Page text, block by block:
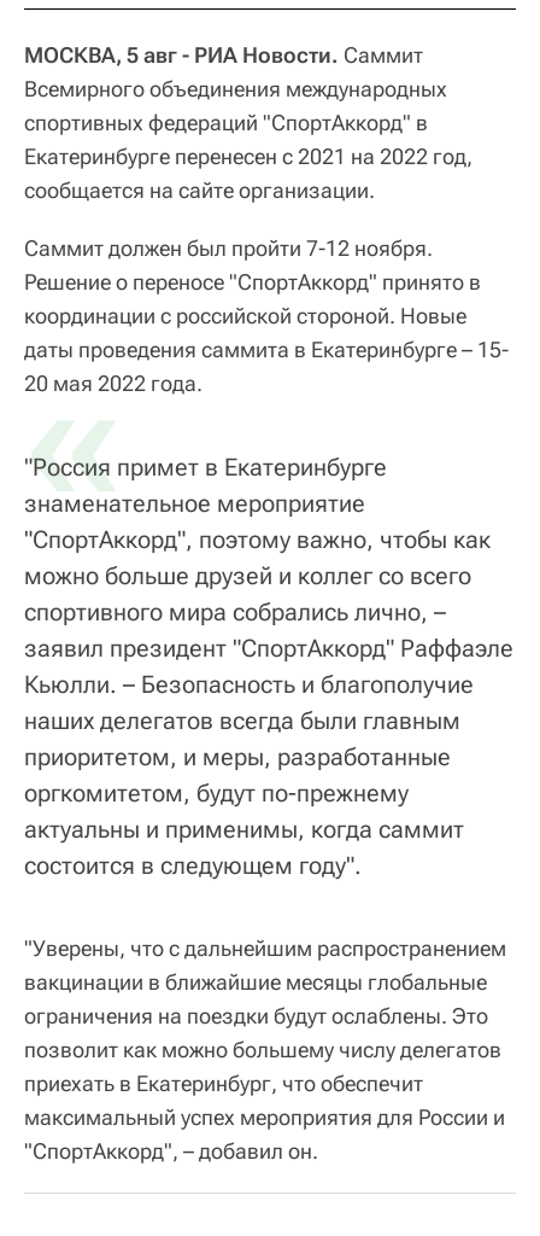
МОСКВА, 5 авг - РИА Новости. Саммит
Всемирного объединения международных
спортивных федераций "СпортАккорд" в
Екатеринбурге перенесен с 2021 на 2022 год,
сообщается на сайте организации.
Саммит должен был пройти 7-12 ноября.
Решение о переносе "СпортАккорд" принято в
координации с российской стороной. Новые
даты проведения саммита в Екатеринбурге – 15-
20 мая 2022 года.
«
"Россия примет в Екатеринбурге
знаменательное мероприятие
"СпортАккорд", поэтому важно, чтобы как
можно больше друзей и коллег со всего
спортивного мира собрались лично, –
заявил президент "СпортАккорд" Раффаэле
Кьюлли. – Безопасность и благополучие
наших делегатов всегда были главным
приоритетом, и меры, разработанные
оргкомитетом, будут по-прежнему
актуальны и применимы, когда саммит
состоится в следующем году".
"Уверены, что с дальнейшим распространением
вакцинации в ближайшие месяцы глобальные
ограничения на поездки будут ослаблены. Это
позволит как можно большему числу делегатов
приехать в Екатеринбург, что обеспечит
максимальный успех мероприятия для России и
"СпортАккорд", – добавил он.